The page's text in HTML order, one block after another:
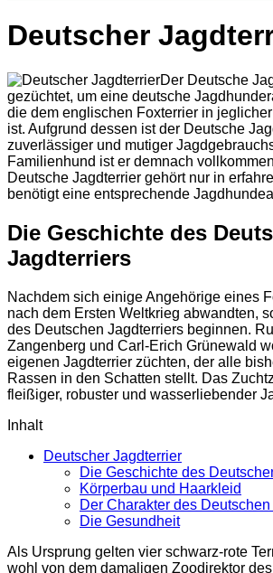
Deutscher
Der Deutsche
gezüchtet, um eine deutsche
die dem englischen Foxterrier in
ist. Aufgrund dessen ist der Deutsche
zuverlässiger und mutiger
Familienhund ist er demnach
Deutsche Jagdterrier gehört nur in
benötigt eine entsprechende
Die Geschichte des
Jagdterriers
Nachdem sich einige Angehörige eines
nach dem Ersten Weltkrieg abwandten,
des Deutschen Jagdterriers beginnen.
Zangenberg und Carl-Erich Grünewald
eigenen Jagdterrier züchten, der alle
Rassen in den Schatten stellt. Das
fleißiger, robuster und wasserliebender
Inhalt
Deutscher Jagdterrier
Die Geschichte des
Körperbau und Haarkleid
Der Charakter des
Die Gesundheit
Als Ursprung gelten vier schwarz-rote
wohl von dem damaligen Zoodirektor